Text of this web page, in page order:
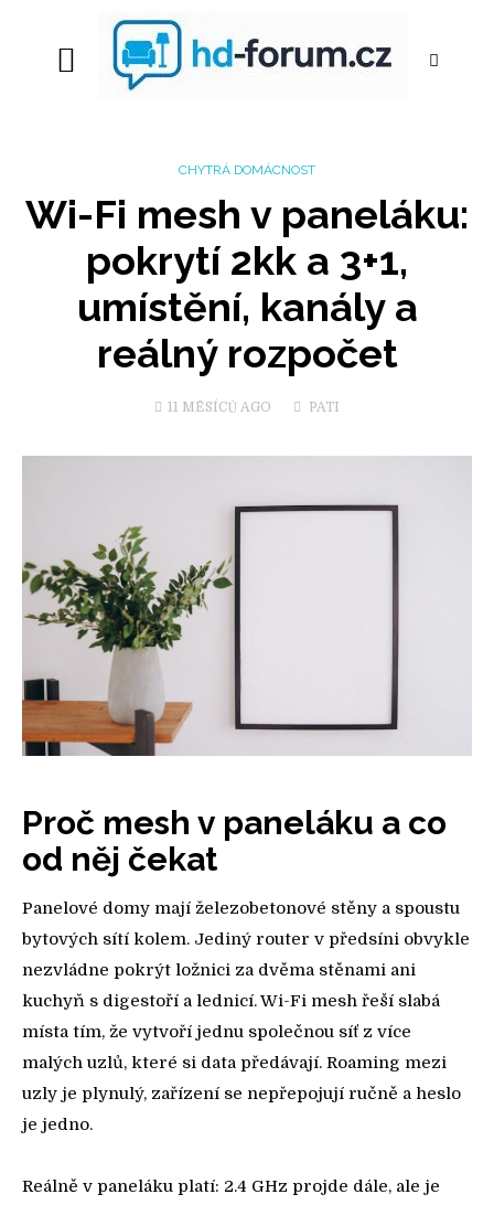
CHYTRÁ DOMÁCNOST
Wi-Fi mesh v paneláku:
pokrytí 2kk a 3+1,
umístění, kanály a
reálný rozpočet
11 MĚSÍCŮ AGO PATI
Proč mesh v paneláku a co
od něj čekat
Panelové domy mají železobetonové stěny a spoustu
bytových sítí kolem. Jediný router v předsíni obvykle
nezvládne pokrýt ložnici za dvěma stěnami ani
kuchyň s digestoří a lednicí. Wi-Fi mesh řeší slabá
místa tím, že vytvoří jednu společnou síť z více
malých uzlů, které si data předávají. Roaming mezi
uzly je plynulý, zařízení se nepřepojují ručně a heslo
je jedno.
Reálně v paneláku platí: 2.4 GHz projde dále, ale je